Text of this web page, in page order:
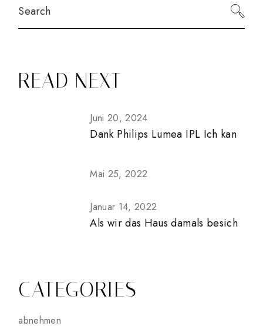
READ NEXT
Juni 20, 2024
Dank Philips Lumea IPL Ich kan
Mai 25, 2022
Januar 14, 2022
Als wir das Haus damals besich
CATEGORIES
abnehmen